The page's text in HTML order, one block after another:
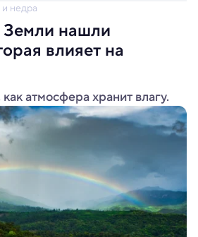
недра
нашли
влияет на
атмосфера хранит влагу.